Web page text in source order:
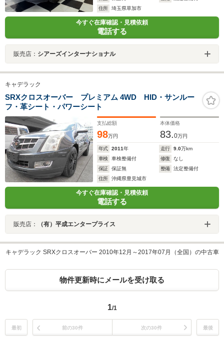
住所
埼玉県草加市
今すぐ在庫確認・見積依頼
電話する
販売店： シアーズインターナショナル
キャデラック
SRXクロスオーバー プレミアム 4WD HID・サンルー
フ・革シート・パワーシート
支払総額
98万円
本体価格
83.0万円
年式 2011年 走行 9.0万km
車検
車検整備付 修復
なし
保証
保証無 整備
法定整備付
住所
沖縄県豊見城市
今すぐ在庫確認・見積依頼
電話する
販売店： （有）平成エンタープライス
キャデラック SRXクロスオーバー 2010年12月～2017年07月（全国）の中古車
物件更新時にメールを受け取る
1/1
最初 前の30件 次の30件 最後